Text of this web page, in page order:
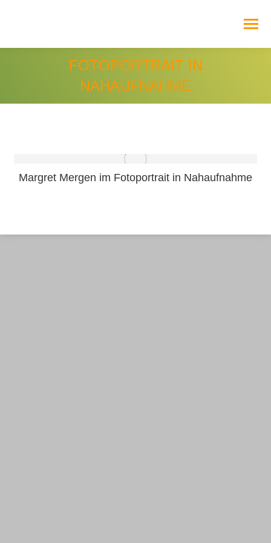
FOTOPORTRAIT IN
NAHAUFNAHME
Margret Mergen im Fotoportrait in Nahaufnahme